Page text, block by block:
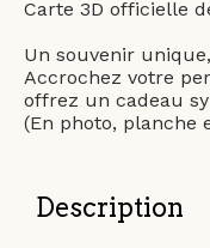
Carte 3D officielle
Un souvenir
Accrochez votre
offrez un cadeau
(En photo, planche
Description